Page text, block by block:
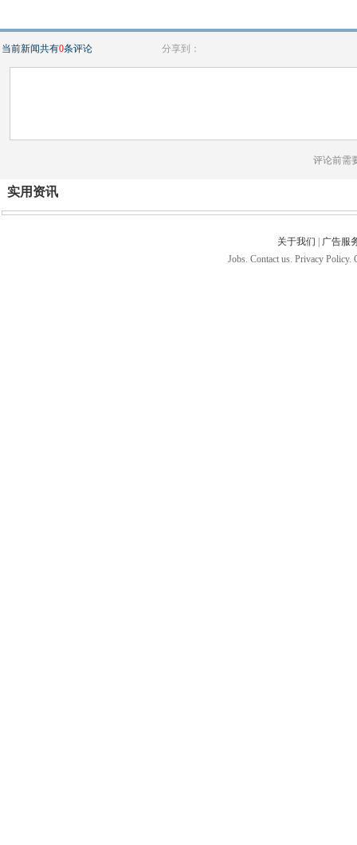
当前新闻共有0条评论 分享到：
评论前需
实用资讯
关于我们
广告服
Jobs. Contact us. Privacy